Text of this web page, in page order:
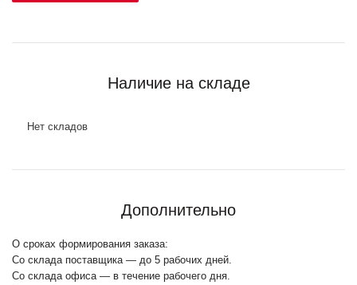
Наличие на складе
Нет складов
Дополнительно
О сроках формирования заказа:
Со склада поставщика — до 5 рабочих дней.
Со склада офиса — в течение рабочего дня.